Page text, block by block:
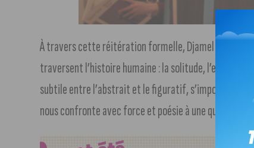
À travers cette réitération formelle, Djamel Tatah
traversent l’histoire humaine : la solitude, l’exil, la
subtile entre l’abstrait et le figuratif, s’imposent
nous confronte avec force et poésie à une question